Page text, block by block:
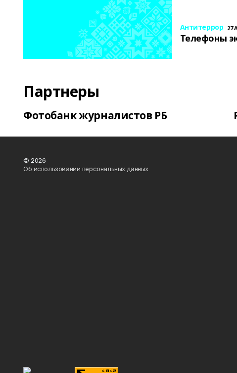
Антитеррор 27
Телефоны
Партнеры
Фотобанк журналистов РБ
© 2026
Об использовании персональных данных